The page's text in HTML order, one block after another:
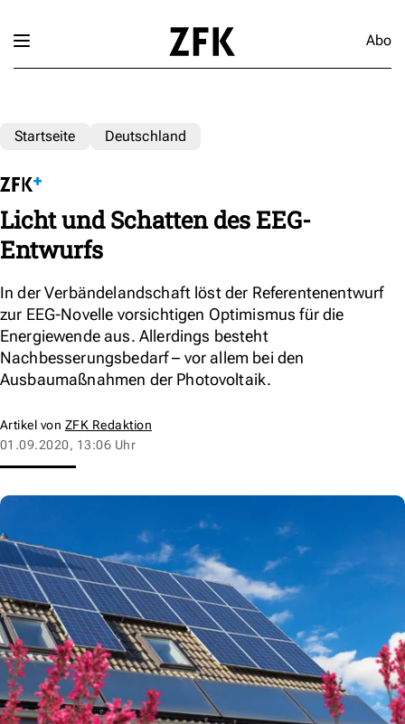
Abo
Startseite Deutschland
Licht und Schatten des EEG-
Entwurfs
In der Verbändelandschaft löst der Referentenentwurf
zur EEG-Novelle vorsichtigen Optimismus für die
Energiewende aus. Allerdings besteht
Nachbesserungsbedarf – vor allem bei den
Ausbaumaßnahmen der Photovoltaik.
Artikel von ZFK Redaktion
01.09.2020, 13:06 Uhr